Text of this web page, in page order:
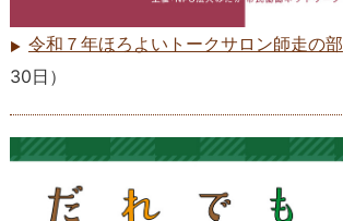
令和７年ほろよいトークサロン師走の部
30日 ）